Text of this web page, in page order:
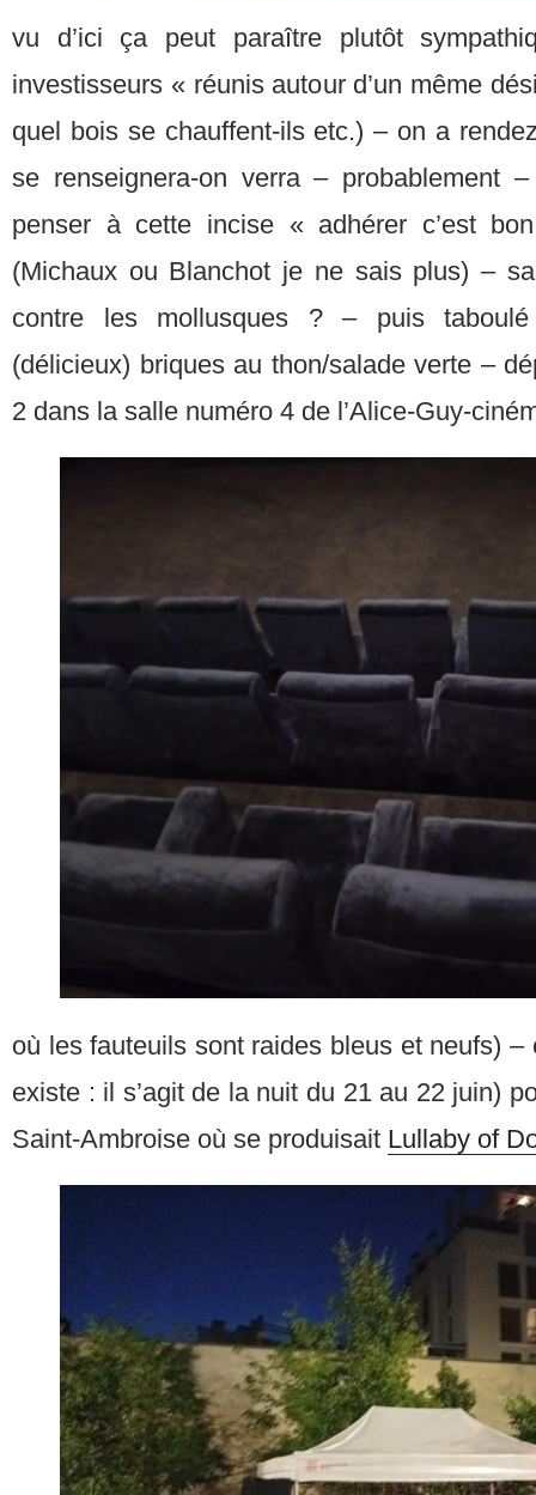
vu d’ici ça peut paraître plutôt
investisseurs « réunis autour d’un même
quel bois se chauffent-ils etc.) – on a
se renseignera-on verra – probablement
penser à cette incise « adhérer c’est
(Michaux ou Blanchot je ne sais plus) –
contre les mollusques ? – puis
(délicieux) briques au thon/salade verte –
2 dans la salle numéro 4 de l’Alice-Guy-
où les fauteuils sont raides bleus et neufs) –
existe : il s’agit de la nuit du 21 au 22 juin)
Saint-Ambroise où se produisait Lullaby of